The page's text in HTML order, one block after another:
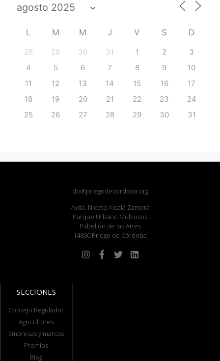
L M M J V S D
28 29 30 31 1 2
3
4
5 6 7 8 9
10
11
12 13 14 15 16
17
18
19 20 21 22 23
24
25
26 27 28 29 30 31
do@priegodecordoba.org
Avda. Niceto Alcalá Zamora
Parque Urbano Multiusos
Pabellón de las Artes
14800 Priego de Córdoba
SECCIONES
Consejo Regulador
Agricultores
Empresas y marcas
Premios
Blog